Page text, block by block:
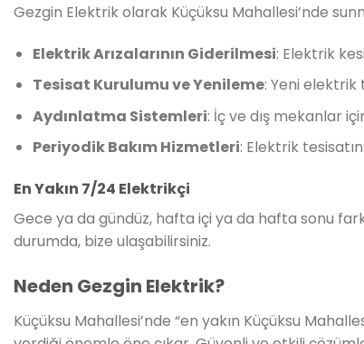
Gezgin Elektrik olarak Küçüksu Mahallesi’nde
Elektrik Arızalarının Giderilmesi: Elektrik
Tesisat Kurulumu ve Yenileme: Yeni elektrik
Aydınlatma Sistemleri: İç ve dış mekanlar
Periyodik Bakım Hizmetleri: Elektrik
En Yakın 7/24 Elektrikçi
Gece ya da gündüz, hafta içi ya da hafta sonu
durumda, bize ulaşabilirsiniz.
Neden Gezgin Elektrik?
Küçüksu Mahallesi’nde “en yakın Küçüksu